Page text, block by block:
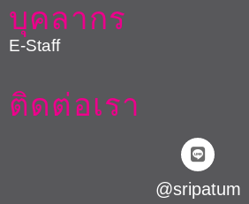
บุคลากร
E-Staff
ติดต่อเรา
@sripatum